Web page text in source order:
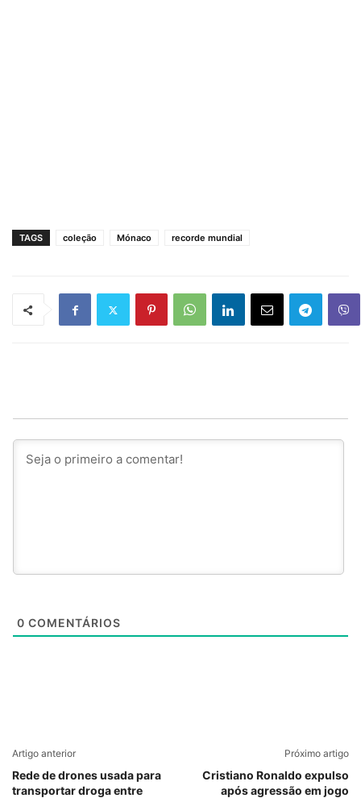
TAGS coleção Mónaco recorde mundial
0 COMENTÁRIOS
Artigo anterior
Rede de drones usada para
transportar droga entre
Próximo artigo
Cristiano Ronaldo expulso
após agressão em jogo